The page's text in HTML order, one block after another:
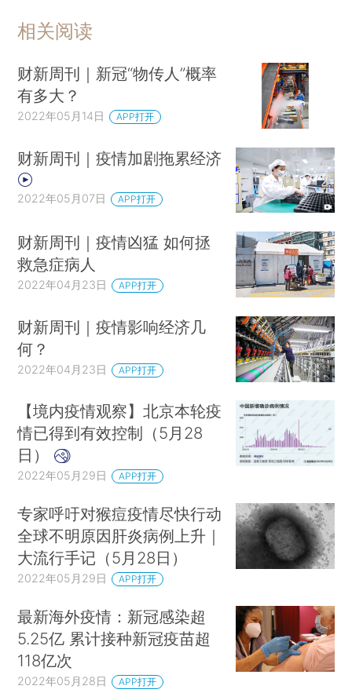
相关阅读
财新周刊｜新冠“物传人”概率
有多大？
2022年05月14日 APP打开
财新周刊｜疫情加剧拖累经济
2022年05月07日 APP打开
财新周刊｜疫情凶猛 如何拯
救急症病人
2022年04月23日 APP打开
财新周刊｜疫情影响经济几
何？
2022年04月23日 APP打开
【境内疫情观察】北京本轮疫
情已得到有效控制（5月28
日）
2022年05月29日 APP打开
专家呼吁对猴痘疫情尽快行动
全球不明原因肝炎病例上升｜
大流行手记（5月28日）
2022年05月29日 APP打开
最新海外疫情：新冠感染超
5.25亿 累计接种新冠疫苗超
118亿次
2022年05月28日 APP打开